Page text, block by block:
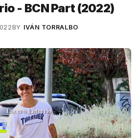
- BCN Part (2022)
BY IVÁN TORRALBO